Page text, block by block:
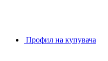
Профил на купувача